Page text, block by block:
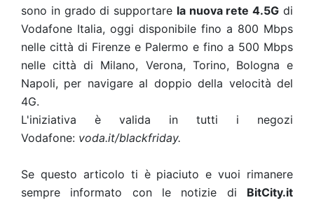
sono in grado di supportare la nuova rete 4.5G di
Vodafone Italia, oggi disponibile fino a 800 Mbps
nelle città di Firenze e Palermo e fino a 500 Mbps
nelle città di Milano, Verona, Torino, Bologna e
Napoli, per navigare al doppio della velocità del
4G.
L'iniziativa è valida in tutti i negozi
Vodafone: voda.it/blackfriday.
Se questo articolo ti è piaciuto e vuoi rimanere
sempre informato con le notizie di BitCity.it